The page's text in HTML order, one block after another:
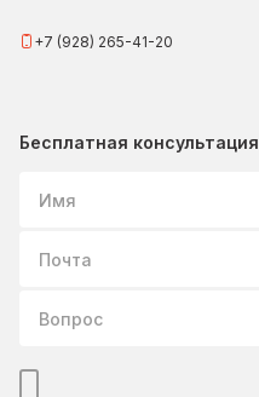
+7 (928) 265-41-20
Бесплатная консультация